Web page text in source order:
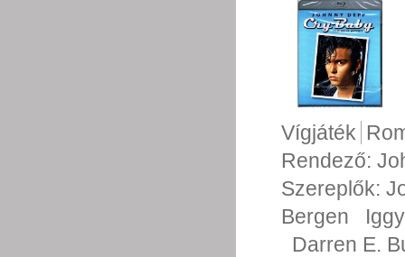
Vígjáték
Rendező:
Szereplők:
Bergen
Darren E.